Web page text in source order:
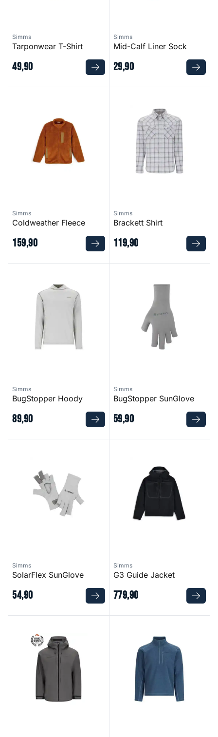
Simms
Tarponwear T-Shirt
49,90
Simms
Mid-Calf Liner Sock
29,90
Simms
Coldweather Fleece
159,90
Simms
Brackett Shirt
119,90
Simms
BugStopper Hoody
89,90
Simms
BugStopper SunGlove
59,90
Simms
SolarFlex SunGlove
54,90
Simms
G3 Guide Jacket
779,90